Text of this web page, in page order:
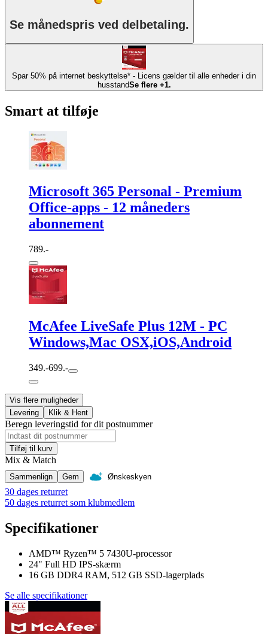
Se månedspris ved delbetaling.
Spar 50% på internet beskyttelse* - Licens gælder til alle enheder i din
husstandSe flere +1.
Smart at tilføje
Microsoft 365 Personal - Premium
Office-apps - 12 måneders
abonnement
789.-
McAfee LiveSafe Plus 12M - PC
Windows,Mac OSX,iOS,Android
349.-699.-
Vis flere muligheder
Levering
Klik & Hent
Beregn leveringstid for dit postnummer
Tilføj til kurv
Mix & Match
Sammenlign Gem Ønskeskyen
30 dages returret
50 dages returret som klubmedlem
Specifikationer
AMD™ Ryzen™ 5 7430U-processor
24" Full HD IPS-skærm
16 GB DDR4 RAM, 512 GB SSD-lagerplads
Se alle specifikationer